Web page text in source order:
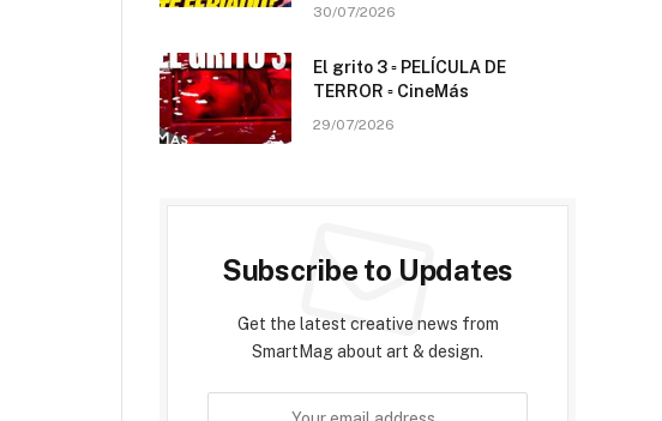
30/07/2026
El grito 3 ▫️ PELÍCULA DE
TERROR ▫️ CineMás
29/07/2026
Subscribe to Updates
Get the latest creative news from
SmartMag about art & design.